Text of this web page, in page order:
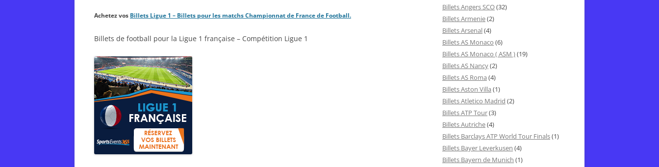
Achetez vos Billets Ligue 1 – Billets pour les matchs Championnat de France de Football.
Billets de football pour la Ligue 1 française – Compétition Ligue 1
Billets Angers SCO(32)
Billets Armenie(2)
Billets Arsenal(4)
Billets AS Monaco (6)
Billets AS Monaco ( ASM )(19)
Billets AS Nancy(2)
Billets AS Roma (4)
Billets Aston Villa (1)
Billets Atletico Madrid (2)
Billets ATP Tour(3)
Billets Autriche(4)
Billets Barclays ATP World Tour Finals(1)
Billets Bayer Leverkusen (4)
Billets Bayern de Munich (1)